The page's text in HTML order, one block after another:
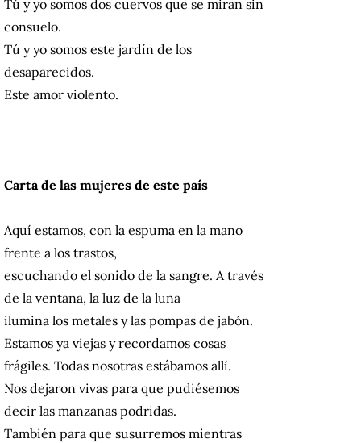
Tú y yo somos dos cuervos que se miran sin
consuelo.
Tú y yo somos este jardín de los
desaparecidos.
Este amor violento.
Carta de las mujeres de este país
Aquí estamos, con la espuma en la mano
frente a los trastos,
escuchando el sonido de la sangre. A través
de la ventana, la luz de la luna
ilumina los metales y las pompas de jabón.
Estamos ya viejas y recordamos cosas
frágiles. Todas nosotras estábamos allí.
Nos dejaron vivas para que pudiésemos
decir las manzanas podridas.
También para que susurremos mientras